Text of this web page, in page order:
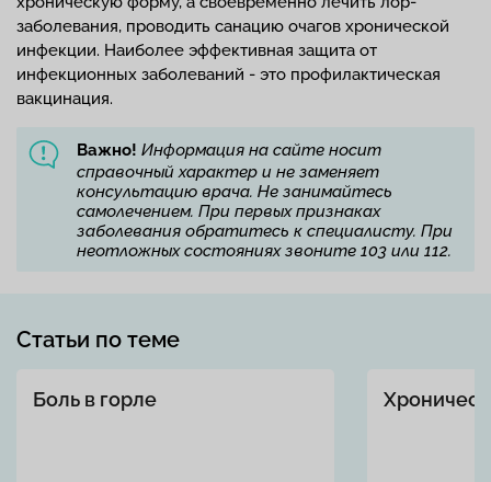
заболевания, проводить санацию очагов хронической
инфекции. Наиболее эффективная защита от
инфекционных заболеваний - это профилактическая
вакцинация.
Важно! Информация на сайте носит
справочный характер и не заменяет
консультацию врача. Не занимайтесь
самолечением. При первых признаках
заболевания обратитесь к специалисту. При
неотложных состояниях звоните 103 или 112.
Статьи по теме
Боль в горле